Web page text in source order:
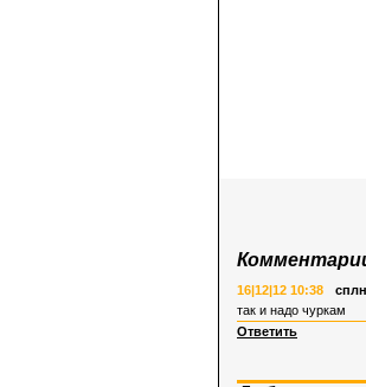
16|12|12 10:38
сплн
так и надо чуркам
Ответить